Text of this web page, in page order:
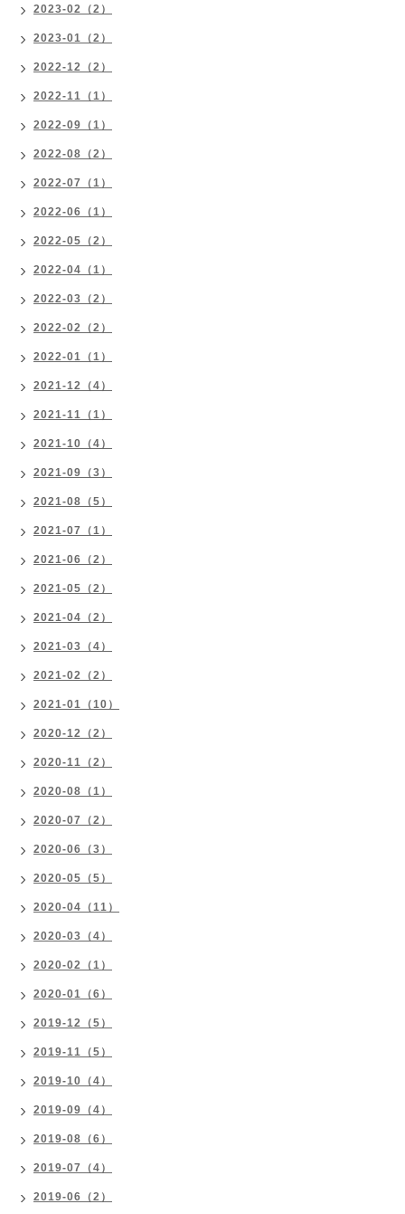
2023-02（2）
2023-01（2）
2022-12（2）
2022-11（1）
2022-09（1）
2022-08（2）
2022-07（1）
2022-06（1）
2022-05（2）
2022-04（1）
2022-03（2）
2022-02（2）
2022-01（1）
2021-12（4）
2021-11（1）
2021-10（4）
2021-09（3）
2021-08（5）
2021-07（1）
2021-06（2）
2021-05（2）
2021-04（2）
2021-03（4）
2021-02（2）
2021-01（10）
2020-12（2）
2020-11（2）
2020-08（1）
2020-07（2）
2020-06（3）
2020-05（5）
2020-04（11）
2020-03（4）
2020-02（1）
2020-01（6）
2019-12（5）
2019-11（5）
2019-10（4）
2019-09（4）
2019-08（6）
2019-07（4）
2019-06（2）